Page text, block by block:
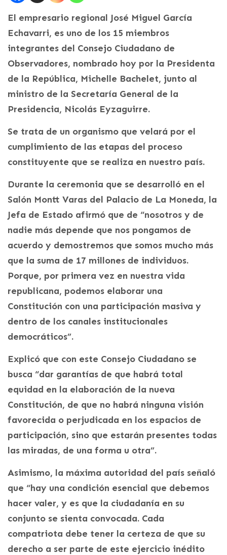
El empresario regional José Miguel García
Echavarri, es uno de los 15 miembros
integrantes del Consejo Ciudadano de
Observadores, nombrado hoy por la Presidenta
de la República, Michelle Bachelet, junto al
ministro de la Secretaría General de la
Presidencia, Nicolás Eyzaguirre.
Se trata de un organismo que velará por el
cumplimiento de las etapas del proceso
constituyente que se realiza en nuestro país.
Durante la ceremonia que se desarrolló en el
Salón Montt Varas del Palacio de La Moneda, la
Jefa de Estado afirmó que de “nosotros y de
nadie más depende que nos pongamos de
acuerdo y demostremos que somos mucho más
que la suma de 17 millones de individuos.
Porque, por primera vez en nuestra vida
republicana, podemos elaborar una
Constitución con una participación masiva y
dentro de los canales institucionales
democráticos”.
Explicó que con este Consejo Ciudadano se
busca “dar garantías de que habrá total
equidad en la elaboración de la nueva
Constitución, de que no habrá ninguna visión
favorecida o perjudicada en los espacios de
participación, sino que estarán presentes todas
las miradas, de una forma u otra”.
Asimismo, la máxima autoridad del país señaló
que “hay una condición esencial que debemos
hacer valer, y es que la ciudadanía en su
conjunto se sienta convocada. Cada
compatriota debe tener la certeza de que su
derecho a ser parte de este ejercicio inédito